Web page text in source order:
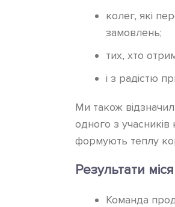
колег, які
замовлень;
тих, хто
і з радістю
Ми також
одного з
формують теплу
Результати
Команда